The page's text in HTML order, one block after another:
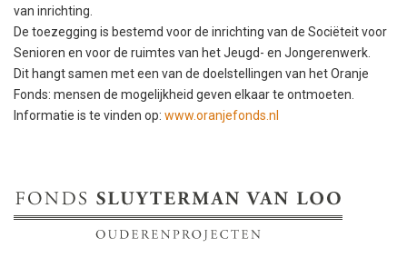
van inrichting.
De toezegging is bestemd voor de inrichting van de Sociëteit voor
Senioren en voor de ruimtes van het Jeugd- en Jongerenwerk.
Dit hangt samen met een van de doelstellingen van het Oranje
Fonds: mensen de mogelijkheid geven elkaar te ontmoeten.
Informatie is te vinden op: www.oranjefonds.nl